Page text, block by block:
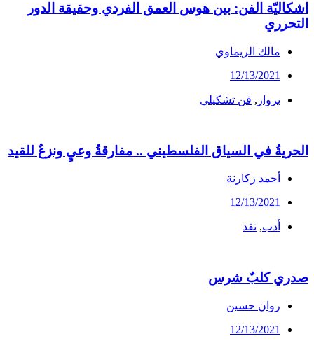
اشكاليّة الفن: بين هوس العمق الفردي وحقيقة الدور
التحرري
مالك الريماوي
12/13/2021
برواز , فن تشكيلي
الحريةُ في السياق الفلسطيني .. مفارقةُ وعيٍ ونزعٌ للقيد
أحمد زكارنة
12/13/2021
أدب, نقد
صدري كلبٌ شرس
روان حسين
12/13/2021